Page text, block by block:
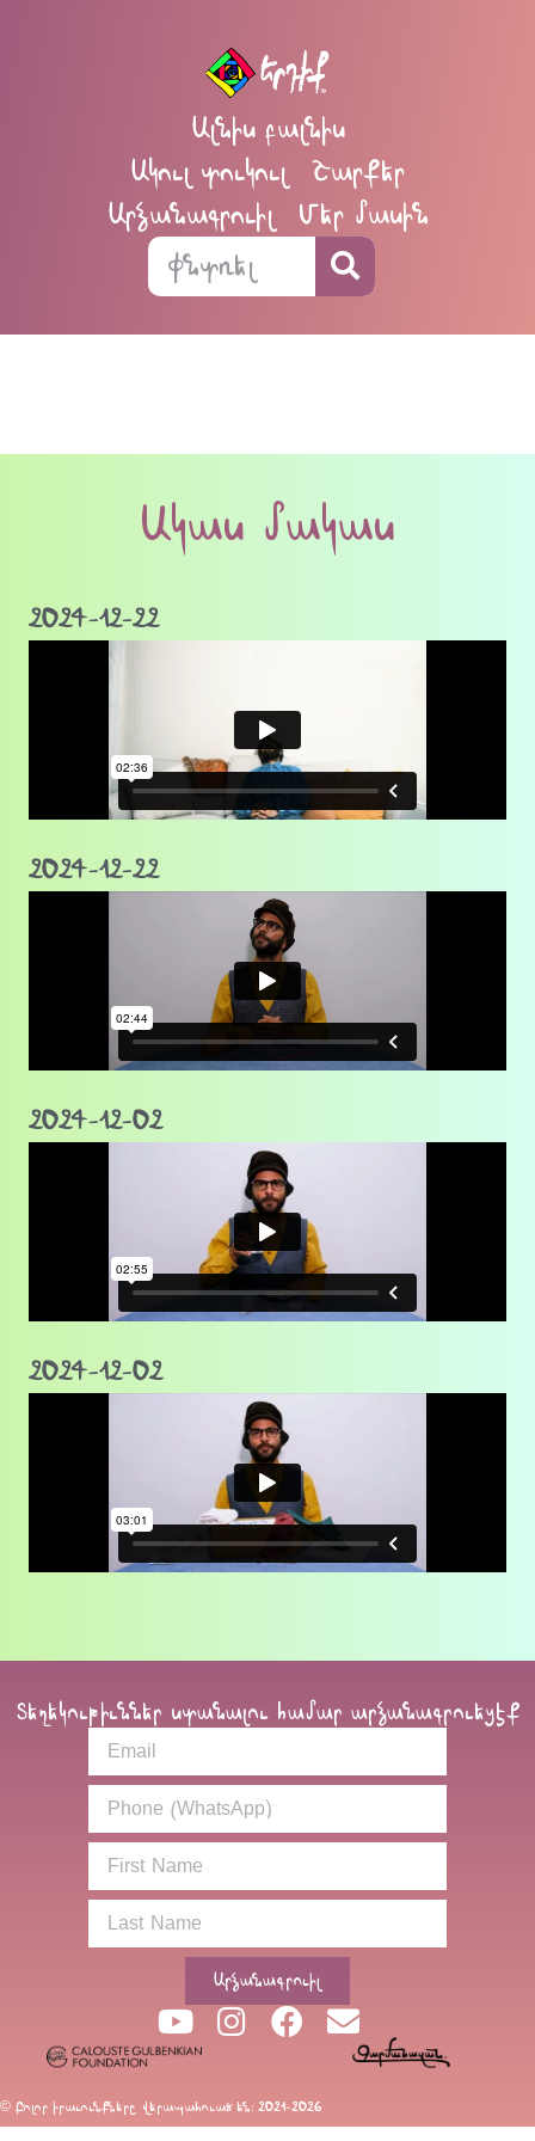
Ալնիս բալնիս
Ակուլ տուկուլ
Շարքեր
Արձանագրուիլ
Մեր մասին
Ակաս մակաս
2024-12-22
2024-12-22
2024-12-02
2024-12-02
Տեղեկութիւններ ստանալու համար արձանագրուեցէք
Արձանագրուիլ
© Բոլոր իրաւունքները վերապահուած են։ 2021-2026